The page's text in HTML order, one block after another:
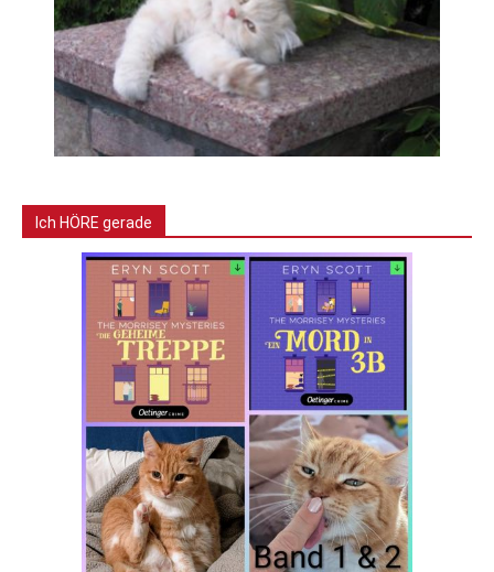
Ich HÖRE gerade